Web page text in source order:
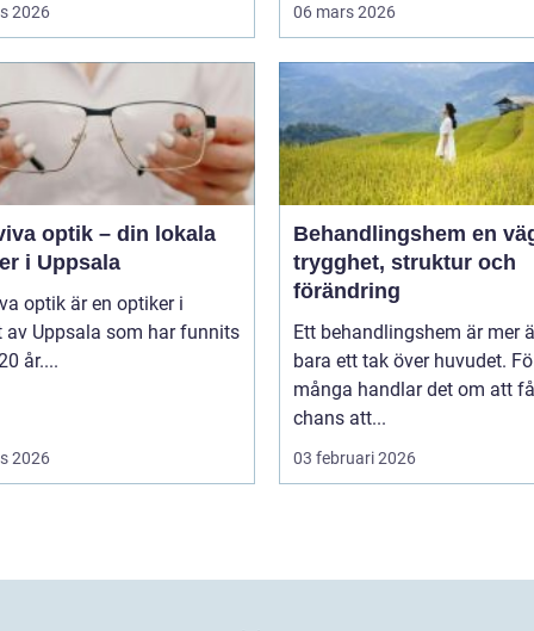
2026 06 mars 2026
optik – din lokala
i Uppsala
optik är en optiker i
av Uppsala som har funnits
år....
2026
Behandlingshem en väg till
trygghet, struktur och
förändring
Ett behandlingshem är mer
bara ett tak över huvudet.
många handlar det om att
chans att...
03 februari 2026